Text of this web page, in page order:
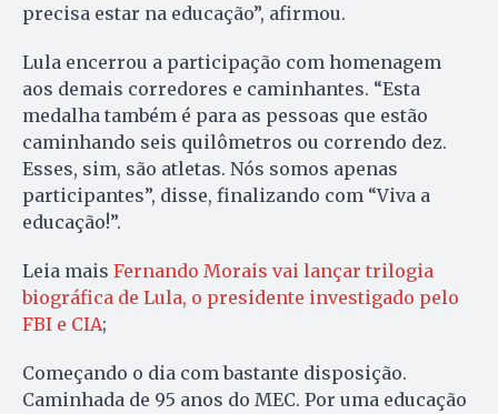
precisa estar na educação”, afirmou.
Lula encerrou a participação com homenagem
aos demais corredores e caminhantes. “Esta
medalha também é para as pessoas que estão
caminhando seis quilômetros ou correndo dez.
Esses, sim, são atletas. Nós somos apenas
participantes”, disse, finalizando com “Viva a
educação!”.
Leia mais Fernando Morais vai lançar trilogia
biográfica de Lula, o presidente investigado pelo
FBI e CIA;
Começando o dia com bastante disposição.
Caminhada de 95 anos do MEC. Por uma educação